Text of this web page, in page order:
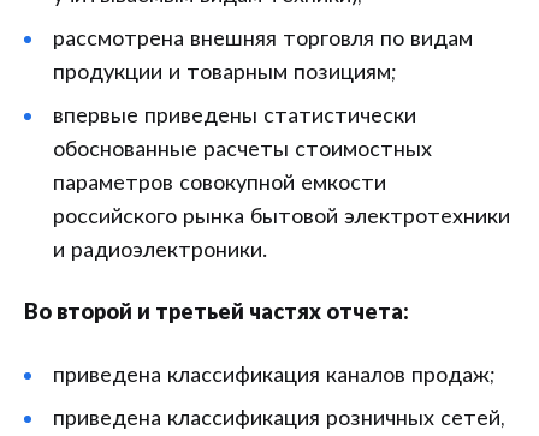
рассмотрена внешняя торговля по видам
продукции и товарным позициям;
впервые приведены статистически
обоснованные расчеты стоимостных
параметров совокупной емкости
российского рынка бытовой электротехники
и радиоэлектроники.
Во второй и третьей частях отчета:
приведена классификация каналов продаж;
приведена классификация розничных сетей,